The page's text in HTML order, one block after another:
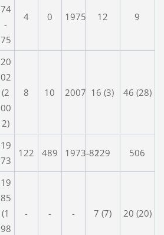
74
-
75
4 0 1975 12 9
20
02
(2
00
2)
8 10 2007 16 (3) 46 (28)
19
73
122 489 1973-82129 506
19
85
(1
98
- - - 7 (7) 20 (20)